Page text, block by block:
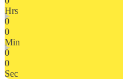
Hrs
0
0
Min
0
0
Sec